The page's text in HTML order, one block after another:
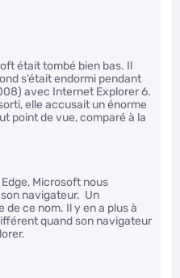
était tombé bien bas. Il
s’était endormi pendant
avec Internet Explorer 6.
elle accusait un énorme
point de vue, comparé à la
Microsoft nous
navigateur. Un
ce nom. Il y en a plus à
quand son navigateur